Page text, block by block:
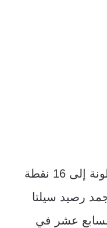
بهذا الانتصار، ارتفع رصيد برشلونة إلى 16 نقطة
رصيد سيلتا
السابع عشر في